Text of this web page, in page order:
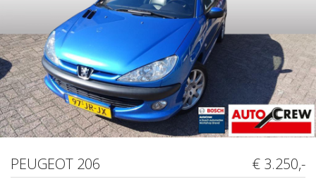
PEUGEOT 206 € 3.250,-